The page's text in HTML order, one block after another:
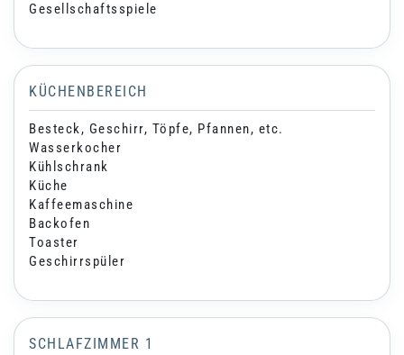
Gesellschaftsspiele
KÜCHENBEREICH
Besteck, Geschirr, Töpfe, Pfannen, etc.
Wasserkocher
Kühlschrank
Küche
Kaffeemaschine
Backofen
Toaster
Geschirrspüler
SCHLAFZIMMER 1